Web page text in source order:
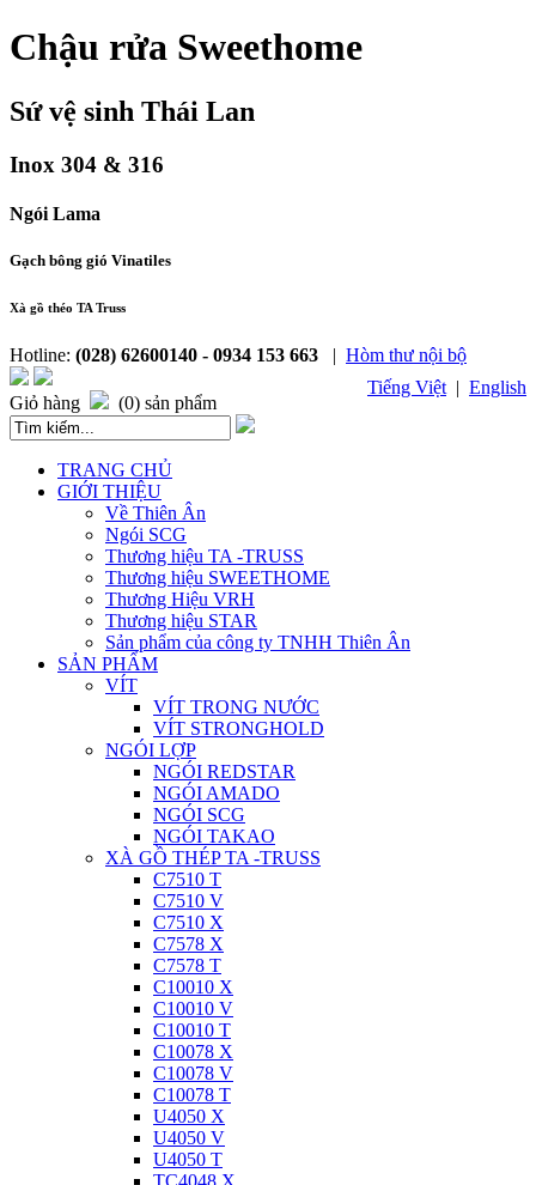
Chậu rửa Sweethome
Sứ vệ sinh Thái Lan
Inox 304 & 316
Ngói Lama
Gạch bông gió Vinatiles
Xà gồ théo TA Truss
Hotline: (028) 62600140 - 0934 153 663 | Hòm thư nội bộ
Tiếng Việt | English
Giỏ hàng (0) sản phẩm
TRANG CHỦ
GIỚI THIỆU
Về Thiên Ân
Ngói SCG
Thương hiệu TA -TRUSS
Thương hiệu SWEETHOME
Thương Hiệu VRH
Thương hiệu STAR
Sản phẩm của công ty TNHH Thiên Ân
SẢN PHẨM
VÍT
VÍT TRONG NƯỚC
VÍT STRONGHOLD
NGÓI LỢP
NGÓI REDSTAR
NGÓI AMADO
NGÓI SCG
NGÓI TAKAO
XÀ GỒ THÉP TA -TRUSS
C7510 T
C7510 V
C7510 X
C7578 X
C7578 T
C10010 X
C10010 V
C10010 T
C10078 X
C10078 V
C10078 T
U4050 X
U4050 V
U4050 T